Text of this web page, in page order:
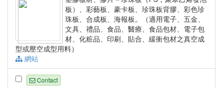
板）、彩藝板、豪卡板、珍珠板背膠、彩色珍
珠板、合成板、海報板。（適用電子、五金、
文具、禮品、食品、醫療、食品包材、電子包
材、化粧品、印刷、貼合、緩衝包材之真空成
型或壓空成型用料）
網站
Contact